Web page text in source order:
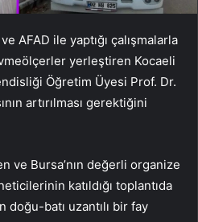
AFAD ile yaptığı çalışmalarla
yerleştiren Kocaeli
Öğretim Üyesi Prof. Dr.
artırılması gerektiğini
ve Bursa’nın değerli organize
katıldığı toplantıda
batı uzantılı bir fay